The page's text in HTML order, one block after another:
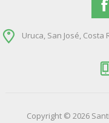
Uruca, San José, Costa
Copyright © 2026